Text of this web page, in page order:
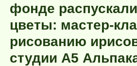
фонде
цветы: мастер-
рисованию
студии А5